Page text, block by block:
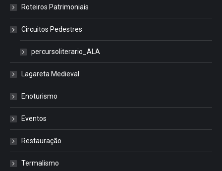
Roteiros Patrimoniais
Circuitos Pedestres
percursoliterario_ALA
Lagareta Medieval
Enoturismo
Eventos
Restauração
Termalismo